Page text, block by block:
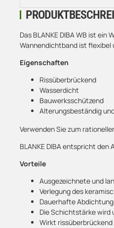
Das BLANKE DIBA WB ist
Wannendichtband ist flexibel
Eigenschaften
Rissüberbrückend
Wasserdicht
Bauwerksschützend
Alterungsbeständig
Verwenden Sie zum
BLANKE DIBA entspricht
Vorteile
Ausgezeichnete und
Verlegung des
Dauerhafte
Die Schichtstärke wird
Wirkt rissüberbrückend